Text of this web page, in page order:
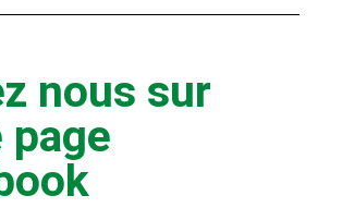
nous sur